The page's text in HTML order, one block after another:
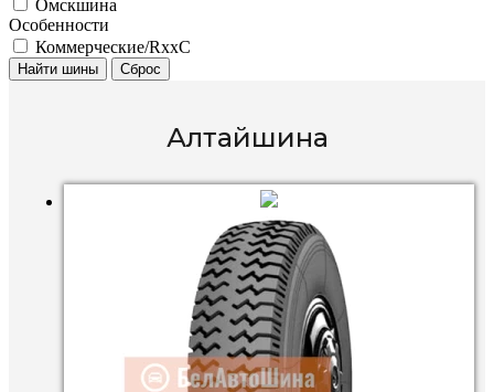
Омскшина
Особенности
Коммерческие/RxxC
Найти шины Сброс
Алтайшина